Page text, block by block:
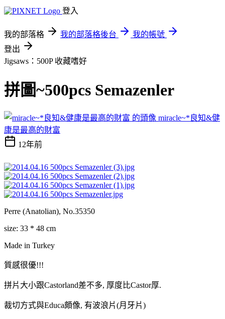
登入
我的部落格 我的部落格後台
我的帳號
登出
Jigsaws：500P 收藏嗜好
拼圖~500pcs Semazenler
miracle~*良知&健
康是最高的財富
12年前
Perre (Anatolian), No.35350
size: 33 * 48 cm
Made in Turkey
質感很優!!!
拼片大小跟Castorland差不多, 厚度比Castor厚.
裁切方式與Educa頗像, 有波浪片(月牙片)